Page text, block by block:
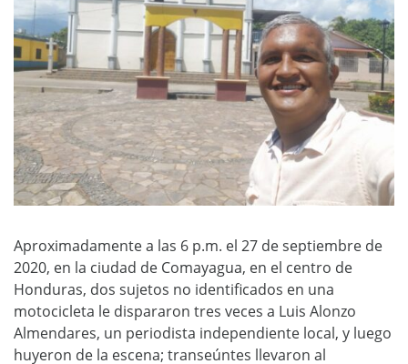
Aproximadamente a las 6 p.m. el 27 de septiembre de
2020, en la ciudad de Comayagua, en el centro de
Honduras, dos sujetos no identificados en una
motocicleta le dispararon tres veces a Luis Alonzo
Almendares, un periodista independiente local, y luego
huyeron de la escena; transeúntes llevaron al